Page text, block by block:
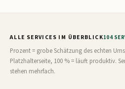
ALLE SERVICES IM ÜBERBLICK104
Prozent = grobe Schätzung des echten
Platzhalterseite, 100 % = läuft produktiv.
stehen mehrfach.